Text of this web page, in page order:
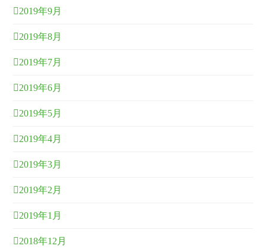
2019年9月
2019年8月
2019年7月
2019年6月
2019年5月
2019年4月
2019年3月
2019年2月
2019年1月
2018年12月